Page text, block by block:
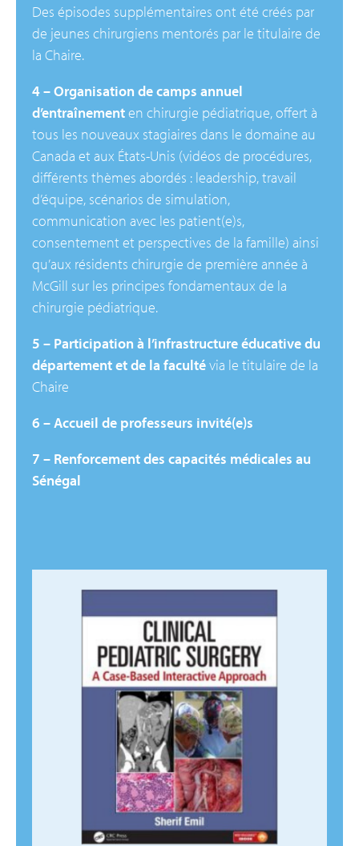
Des épisodes supplémentaires ont été créés par
de jeunes chirurgiens mentorés par le titulaire de
la Chaire.
4 – Organisation de camps annuel
d’entraînementen chirurgie pédiatrique, offert à
tous les nouveaux stagiaires dans le domaine au
Canada et aux États-Unis (vidéos de procédures,
différents thèmes abordés : leadership, travail
d’équipe, scénarios de simulation,
communication avec les patient(e)s,
consentement et perspectives de la famille) ainsi
qu’aux résidents chirurgie de première année à
McGill sur les principes fondamentaux de la
chirurgie pédiatrique.
5 – Participation à l’infrastructure éducative du
département et de la facultévia le titulaire de la
Chaire
6 – Accueil de professeurs invité(e)s
7 – Renforcement des capacités médicales au
Sénégal